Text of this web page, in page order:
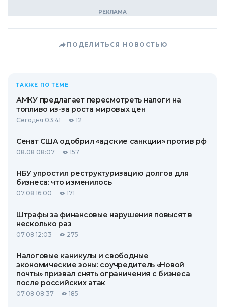
ПОДЕЛИТЬСЯ НОВОСТЬЮ
ТАКЖЕ ПО ТЕМЕ
АМКУ предлагает пересмотреть налоги на
топливо из-за роста мировых цен
Сегодня 03:41 12
Сенат США одобрил «адские санкции» против рф
08.08 08:07 157
НБУ упростил реструктуризацию долгов для
бизнеса: что изменилось
07.08 16:00 171
Штрафы за финансовые нарушения повысят в
несколько раз
07.08 12:03 275
Налоговые каникулы и свободные
экономические зоны: соучредитель «Новой
почты» призвал снять ограничения с бизнеса
после российских атак
07.08 08:37 185